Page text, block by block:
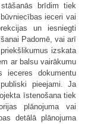
brīdim tiek
ieceri vai
un iesniegti
Padomē, vai arī
izskata
ar balsu vairākumu
dokumentu
pieejami. Ja
īstenošana tiek
plānojuma vai
detālā plānojuma